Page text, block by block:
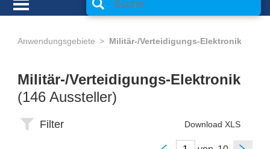
Anwendungsgebiete Militär-/Verteidigungs-Elektronik
Militär-/Verteidigungs-Elektronik
(146 Aussteller)
Filter Download XLS